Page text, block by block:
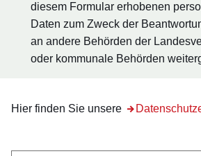
diesem Formular erhobenen
Daten zum Zweck der
an andere Behörden der
oder kommunale Behörden
Hier finden Sie unsere Öffnet sich in